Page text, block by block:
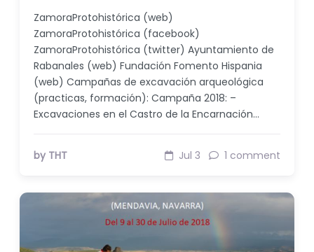
ZamoraProtohistórica (web)
ZamoraProtohistórica (facebook)
ZamoraProtohistórica (twitter) Ayuntamiento de
Rabanales (web) Fundación Fomento Hispania
(web) Campañas de excavación arqueológica
(practicas, formación): Campaña 2018: –
Excavaciones en el Castro de la Encarnación…
by THT Jul 3 1 comment